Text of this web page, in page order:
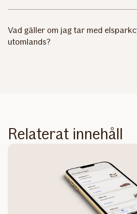
Vad gäller om jag tar med
utomlands?
Relaterat innehåll